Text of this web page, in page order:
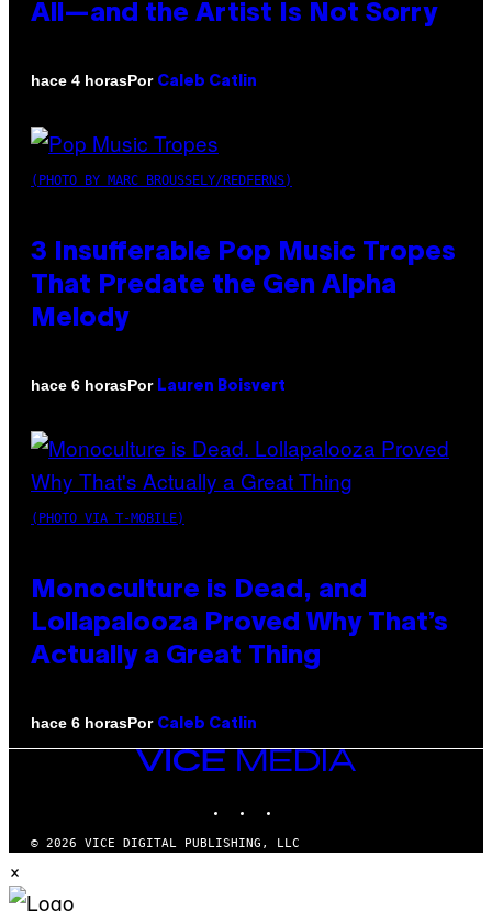
All—and the Artist Is Not Sorry
hace 4 horasPor Caleb Catlin
(PHOTO BY MARC BROUSSELY/REDFERNS)
3 Insufferable Pop Music Tropes
That Predate the Gen Alpha
Melody
hace 6 horasPor Lauren Boisvert
(PHOTO VIA T-MOBILE)
Monoculture is Dead, and
Lollapalooza Proved Why That’s
Actually a Great Thing
hace 6 horasPor Caleb Catlin
VICE
MEDIA
© 2026 VICE DIGITAL PUBLISHING, LLC
×